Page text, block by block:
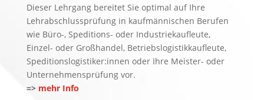
Dieser Lehrgang bereitet Sie optimal auf Ihre
Lehrabschlussprüfung in kaufmännischen Berufen
wie Büro-, Speditions- oder Industriekaufleute,
Einzel- oder Großhandel, Betriebslogistikkaufleute,
Speditionslogistiker:innen oder Ihre Meister- oder
Unternehmensprüfung vor.
=> mehr Info